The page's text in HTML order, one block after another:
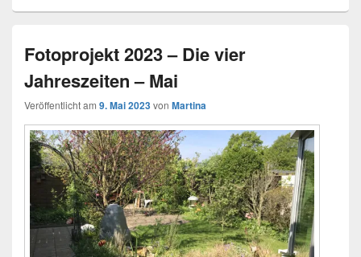
Fotoprojekt 2023 – Die vier
Jahreszeiten – Mai
Veröffentlicht am 9. Mai 2023von Martina